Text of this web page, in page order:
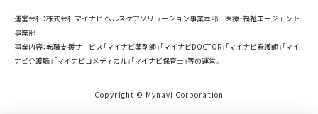
運営会社：株式会社マイナビ ヘルスケアソリューション事業本部 医療・福祉エージェント
事業部
事業内容：転職支援サービス「マイナビ薬剤師」「マイナビDOCTOR」「マイナビ看護師」「マイ
ナビ介護職」「マイナビコメディカル」「マイナビ保育士」等の運営。
Copyright © Mynavi Corporation